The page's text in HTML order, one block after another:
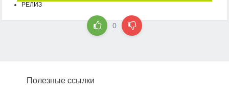
РЕЛИЗ
0
Полезные ссылки